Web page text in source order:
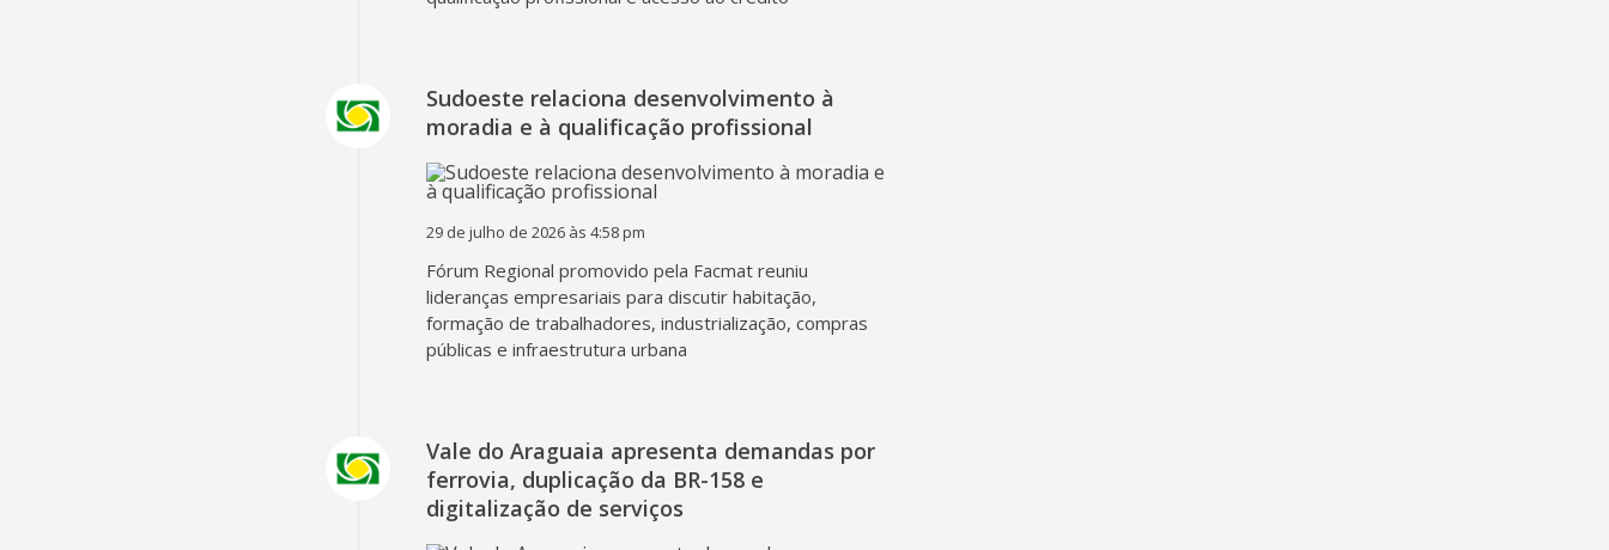
Sudoeste relaciona desenvolvimento à
moradia e à qualificação profissional
29 de julho de 2026 às 4:58 pm
Fórum Regional promovido pela Facmat reuniu
lideranças empresariais para discutir habitação,
formação de trabalhadores, industrialização, compras
públicas e infraestrutura urbana
Vale do Araguaia apresenta demandas por
ferrovia, duplicação da BR-158 e
digitalização de serviços